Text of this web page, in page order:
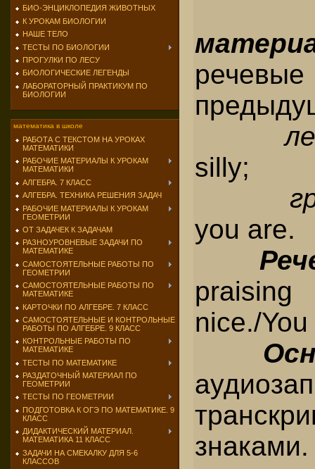
БИО-ЭНЦИКЛОПЕДИЯ ЖИВОТНЫХ
К УРОКАМ БИОЛОГИИ
НАШЕ ТЕЛО
ТЕСТЫ ПО БИОЛОГИИ
ПРОГУЛКИ ПО ЛЕСУ
БИОЛОГИЧЕСКИЕ ЛЕГЕНДЫ
ЛАБОРАТОРНЫЙ ПРАКТИКУМ ПО
БИОЛОГИИ
математика в школе
РАБОТА С ТЕКСТОМ НА УРОКАХ
МАТЕМАТИКИ
РАБОЧИЕ МАТЕРИАЛЫ К УРОКАМ
МАТЕМАТИКИ
АЛГЕБРА. 7 КЛАСС
АЛГЕБРА. ТЕХНИКА РЕШЕНИЯ ЗАДАЧ
РАБОЧИЕ МАТЕРИАЛЫ К УРОКАМ
ГЕОМЕТРИИ
ОТ ЗАДАЧЕК К ЗАДАЧАМ
РАЗНОУРОВНЕВЫЕ ЗАДАЧИ ПО
МАТЕМАТИКЕ
САМОСТОЯТЕЛЬНЫЕ РАБОТЫ ПО
ГЕОМЕТРИИ
САМОСТОЯТЕЛЬНЫЕ РАБОТЫ ПО
МАТЕМАТИКЕ
КАРТОЧКИ ПО АЛГЕБРЕ. 7 КЛАСС
САМОСТОЯТЕЛЬНЫЕ И КОНТРОЛЬНЫЕ
РАБОТЫ ПО АЛГЕБРЕ. 9 КЛАСС
КОНТРОЛЬНЫЕ РАБОТЫ ПО
МАТЕМАТИКЕ
ТЕСТЫ ПО МАТЕМАТИКЕ
РАЗДАТОЧНЫЙ МАТЕРИАЛ ПО
ГЕОМЕТРИИ
ТЕСТЫ ПО ГЕОМЕТРИИ
ПОДГОТОВКА К ОГЭ ПО МАТЕМАТИКЕ. 9
КЛАСС
ДИДАКТИЧЕСКИЙ МАТЕРИАЛ.
МАТЕМАТИКА 11 КЛАСС
ЗАДАЧИ НА СМЕКАЛКУ ДЛЯ 5-6
КЛАССОВ
silly;
you are.
nice./
знаками.